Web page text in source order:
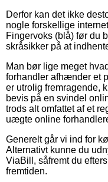
Derfor kan det ikke
nogle forskellige
Fingervoks (blå) før du
skråsikker på at
Man bør lige meget
forhandler afhænder et
er utrolig fremragende,
bevis på en svindel
trods alt omfattet af et
uægte online
Generelt går vi ind for
Alternativt kunne du
ViaBill, såfremt du
fremtiden.